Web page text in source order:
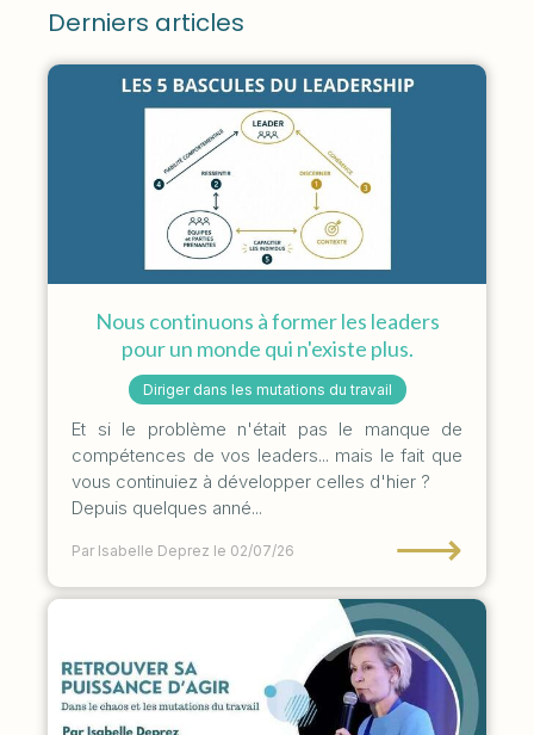
Derniers articles
Nous continuons à former les leaders
pour un monde qui n'existe plus.
Diriger dans les mutations du travail
Et si le problème n'était pas le manque de
compétences de vos leaders... mais le fait que
vous continuiez à développer celles d'hier ?
Depuis quelques anné...
Par Isabelle Deprez le 02/07/26 ⟶